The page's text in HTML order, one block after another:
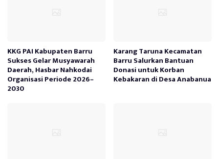
KKG PAI Kabupaten Barru
Sukses Gelar Musyawarah
Daerah, Hasbar Nahkodai
Organisasi Periode 2026–
2030
Karang Taruna Kecamatan
Barru Salurkan Bantuan
Donasi untuk Korban
Kebakaran di Desa Anabanua